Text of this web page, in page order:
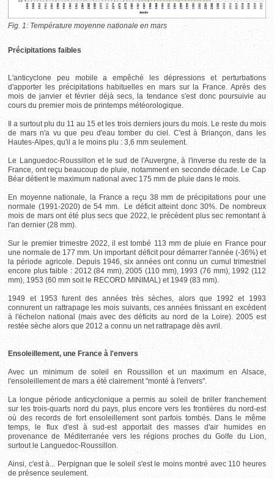
Fig. 1: Température moyenne nationale en mars
Précipitations faibles
L'anticyclone peu mobile a empêché les dépressions et perturbations
d'apporter les précipitations habituelles en mars sur la France. Après des
mois de janvier et février déjà secs, la tendance s'est donc poursuivie au
cours du premier mois de printemps météorologique.
Il a surtout plu du 11 au 15 et les trois derniers jours du mois. Le reste du mois
de mars n'a vu que peu d'eau tomber du ciel. C'est à Briançon, dans les
Hautes-Alpes, qu'il a le moins plu : 3,6 mm seulement.
Le Languedoc-Roussillon et le sud de l'Auvergne, à l'inverse du reste de la
France, ont reçu beaucoup de pluie, notamment en seconde décade. Le Cap
Béar détient le maximum national avec 175 mm de pluie dans le mois.
En moyenne nationale, la France a reçu 38 mm de précipitations pour une
normale (1991-2020) de 54 mm. Le déficit atteint donc 30%. De nombreux
mois de mars ont été plus secs que 2022, le précédent plus sec remontant à
l'an dernier (28 mm).
Sur le premier trimestre 2022, il est tombé 113 mm de pluie en France pour
une normale de 177 mm. Un important déficit pour démarrer l'année (-36%) et
la période agricole. Depuis 1946, six années ont connu un cumul trimestriel
encore plus faible : 2012 (84 mm), 2005 (110 mm), 1993 (76 mm), 1992 (112
mm), 1953 (60 mm soit le RECORD MINIMAL) et 1949 (83 mm).
1949 et 1953 furent des années très sèches, alors que 1992 et 1993
connurent un rattrapage les mois suivants, ces années finissant en excédent
à l'échelon national (mais avec des déficits au nord de la Loire). 2005 est
restée sèche alors que 2012 a connu un net rattrapage dès avril.
Ensoleillement, une France à l'envers
Avec un minimum de soleil en Roussillon et un maximum en Alsace,
l'ensoleillement de mars a été clairement "monté à l'envers".
La longue période anticyclonique a permis au soleil de briller franchement
sur les trois-quarts nord du pays, plus encore vers les frontières du nord-est
où des records de fort ensoleillement sont parfois tombés. Dans le même
temps, le flux d'est à sud-est apportait des masses d'air humides en
provenance de Méditerranée vers les régions proches du Golfe du Lion,
surtout le Languedoc-Roussillon.
Ainsi, c'est à... Perpignan que le soleil s'est le moins montré avec 110 heures
de présence seulement.